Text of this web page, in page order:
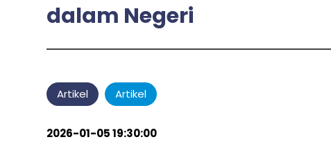
dalam Negeri
byadmin
Artikel Artikel
2026-01-05 19:30:00